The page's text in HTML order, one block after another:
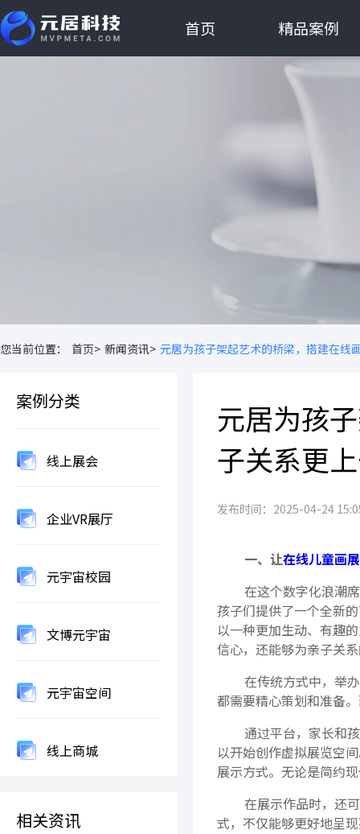
首页 精品案例
您当前位置： 首页> 新闻资讯> 元居为孩子架起艺术的桥梁，搭建在线
案例分类
线上展会
企业VR展厅
元宇宙校园
文博元宇宙
元宇宙空间
线上商城
相关资讯
元居为孩
子关系更
发布时间：2025-04-24
一、让在线儿童画展
在这个数字化浪潮
孩子们提供了一个全新
以一种更加生动、有趣
信心，还能够为亲子关
在传统方式中，举
都需要精心策划和准备
通过平台，家长和
以开始创作虚拟展览空
展示方式。无论是简约
在展示作品时，还
式，不仅能够更好地呈